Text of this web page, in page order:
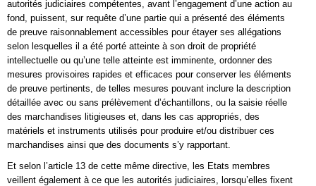
autorités judiciaires compétentes, avant l’engagement d’une action au
fond, puissent, sur requête d’une partie qui a présenté des éléments
de preuve raisonnablement accessibles pour étayer ses allégations
selon lesquelles il a été porté atteinte à son droit de propriété
intellectuelle ou qu’une telle atteinte est imminente, ordonner des
mesures provisoires rapides et efficaces pour conserver les éléments
de preuve pertinents, de telles mesures pouvant inclure la description
détaillée avec ou sans prélèvement d’échantillons, ou la saisie réelle
des marchandises litigieuses et, dans les cas appropriés, des
matériels et instruments utilisés pour produire et/ou distribuer ces
marchandises ainsi que des documents s’y rapportant.
Et selon l’article 13 de cette même directive, les Etats membres
veillent également à ce que les autorités judiciaires, lorsqu’elles fixent